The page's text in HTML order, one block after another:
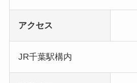
アクセス
JR千葉駅構内